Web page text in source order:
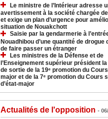
Le ministre de l’Intérieur adresse
avertissement à la société chargée
et exige un plan d’urgence pour
situation de Nouakchott
Saisie par la gendarmerie à
Nouadhibou d’une quantité de drogue
de faire passer un étranger
Les ministres de la Défense et de
l’Enseignement supérieur président
de sortie de la 19ᵉ promotion du Cours
major et de la 7ᵉ promotion du Cours
d’état-major
Actualités de l'opposition -